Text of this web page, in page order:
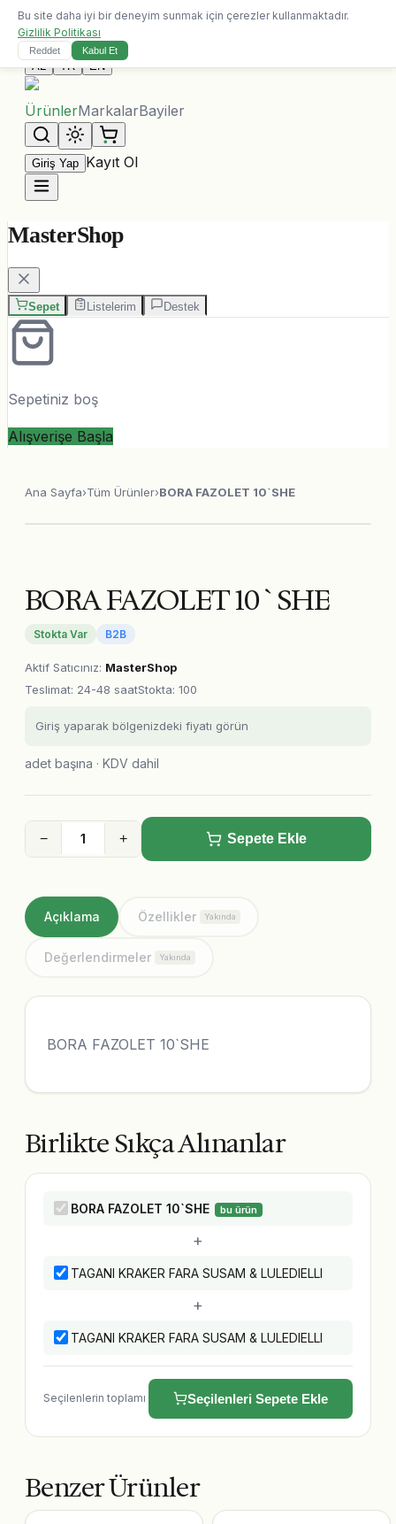
10.000 ALL üzeri siparişlerde ücretsiz kargo
Bize Ulaşın
AL TR EN
ÜrünlerMarkalarBayiler
Giriş Yap Kayıt Ol
MasterShop
Sepet Listelerim Destek
Sepetiniz boş
Alışverişe Başla
Ana Sayfa›Tüm Ürünler›BORA FAZOLET 10`SHE
BORA FAZOLET 10`SHE
Stokta Var B2B
Aktif Satıcınız: MasterShop
Teslimat: 24-48 saatStokta: 100
Giriş yaparak bölgenizdeki fiyatı görün
adet başına · KDV dahil
− + Sepete Ekle
Açıklama Özellikler Yakında
Değerlendirmeler Yakında
BORA FAZOLET 10`SHE
Birlikte Sıkça Alınanlar
BORA FAZOLET 10`SHE bu ürün
+
TAGANI KRAKER FARA SUSAM & LULEDIELLI
+
TAGANI KRAKER FARA SUSAM & LULEDIELLI
Seçilenlerin toplamı Seçilenleri Sepete Ekle
Benzer Ürünler
Bu site daha iyi bir deneyim sunmak için çerezler kullanmaktadır.
Gizlilik Politikası
Reddet Kabul Et